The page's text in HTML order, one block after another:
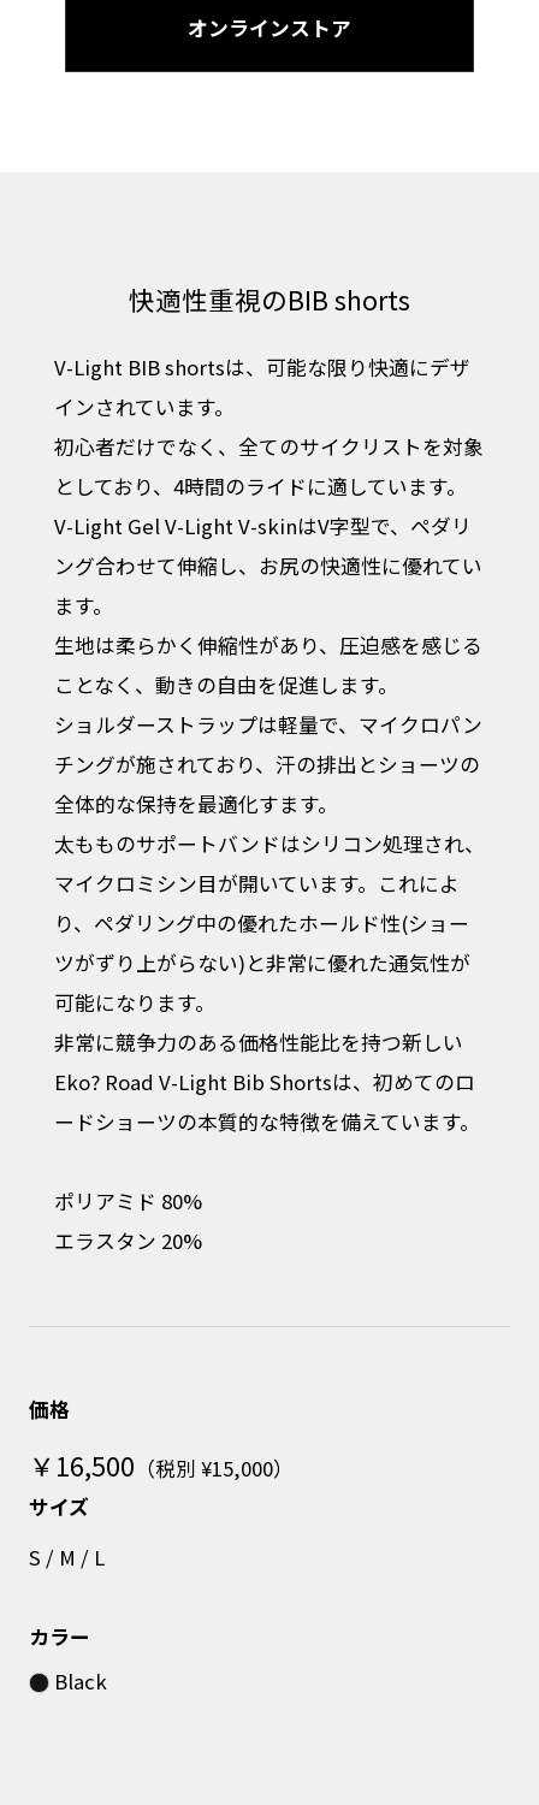
オンラインストア
快適性重視のBIB shorts
V-Light BIB shortsは、可能な限り快適にデザ
インされています。
初心者だけでなく、全てのサイクリストを対象
としており、4時間のライドに適しています。
V-Light Gel V-Light V-skinはV字型で、ペダリ
ング合わせて伸縮し、お尻の快適性に優れてい
ます。
生地は柔らかく伸縮性があり、圧迫感を感じる
ことなく、動きの自由を促進します。
ショルダーストラップは軽量で、マイクロパン
チングが施されており、汗の排出とショーツの
全体的な保持を最適化すます。
太もものサポートバンドはシリコン処理され、
マイクロミシン目が開いています。これによ
り、ペダリング中の優れたホールド性(ショー
ツがずり上がらない)と非常に優れた通気性が
可能になります。
非常に競争力のある価格性能比を持つ新しい
Eko? Road V-Light Bib Shortsは、初めてのロ
ードショーツの本質的な特徴を備えています。
ポリアミド 80%
エラスタン 20%
価格
￥16,500 （税別 ¥15,000）
サイズ
S / M / L
カラー
Black